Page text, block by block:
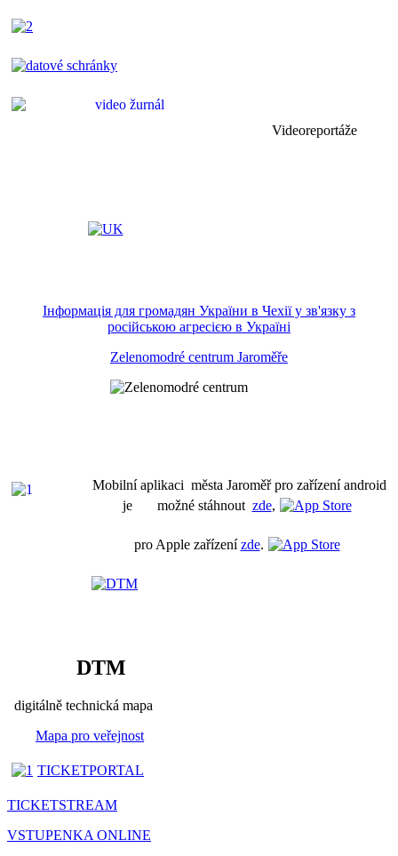
Videoreportáže
Інформація для громадян України в Чехії у зв'язку з
російською агресією в Україні
Zelenomodré centrum Jaroměře
Mobilní aplikaci města Jaroměř pro zařízení android
je možné stáhnout zde,
pro Apple zařízenízde.
DTM
digitálně technická mapa
Mapa pro veřejnost
TICKETPORTAL
TICKETSTREAM
VSTUPENKA ONLINE